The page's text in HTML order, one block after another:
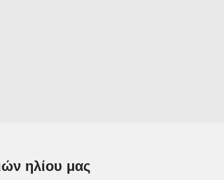
ηλίου μας